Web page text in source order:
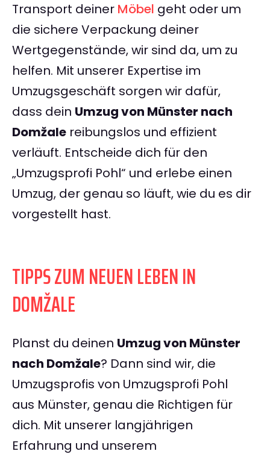
Transport deiner Möbel geht oder um
die sichere Verpackung deiner
Wertgegenstände, wir sind da, um zu
helfen. Mit unserer Expertise im
Umzugsgeschäft sorgen wir dafür,
dass dein Umzug von Münster nach
Domžale reibungslos und effizient
verläuft. Entscheide dich für den
„Umzugsprofi Pohl“ und erlebe einen
Umzug, der genau so läuft, wie du es dir
vorgestellt hast.
TIPPS ZUM NEUEN LEBEN IN
DOMŽALE
Planst du deinen Umzug von Münster
nach Domžale? Dann sind wir, die
Umzugsprofis von Umzugsprofi Pohl
aus Münster, genau die Richtigen für
dich. Mit unserer langjährigen
Erfahrung und unserem